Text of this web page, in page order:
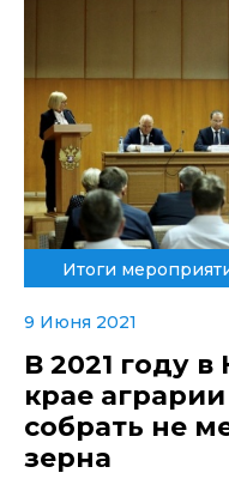
Итоги
9 Июня 2021
В 2021 году
крае
собрать не
зерна